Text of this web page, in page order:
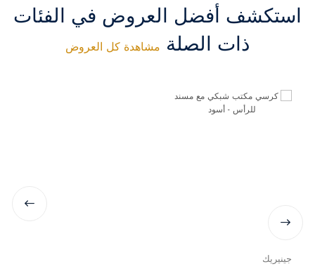
استكشف أفضل العروض في الفئات
ذات الصلة مشاهدة كل العروض
جينيريك